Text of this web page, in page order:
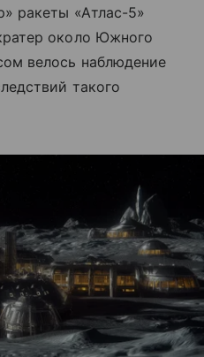
ракеты «Атлас-5»
около Южного
велось наблюдение
такого